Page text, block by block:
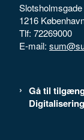
1216
Tlf: 72269000
E-mail:
Gå til